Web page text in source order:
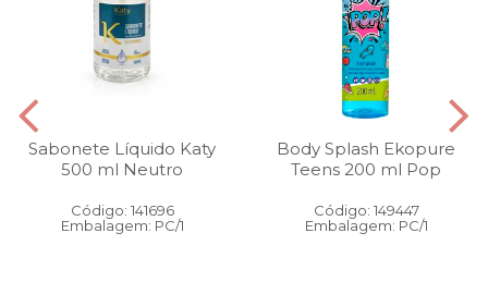
Sabonete Líquido Katy
500 ml Neutro
Código: 141696
Embalagem: PC/1
Body Splash Ekopure
Teens 200 ml Pop
Código: 149447
Embalagem: PC/1